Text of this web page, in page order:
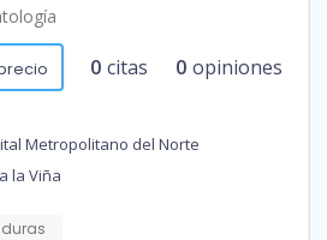
0 citas 0 opiniones
Metropolitano del Norte
la Viña